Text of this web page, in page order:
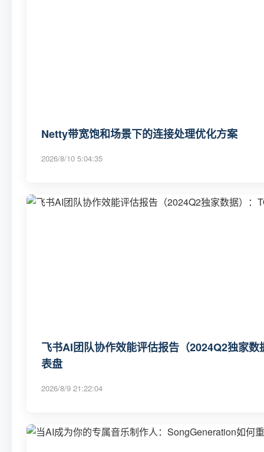
Netty带宽饱和场景下的连接处理优化方案
2026/8/10 5:04:35
飞书AI团队协作效能评估报告（2024Q2独家
表盘
2026/8/9 21:22:04